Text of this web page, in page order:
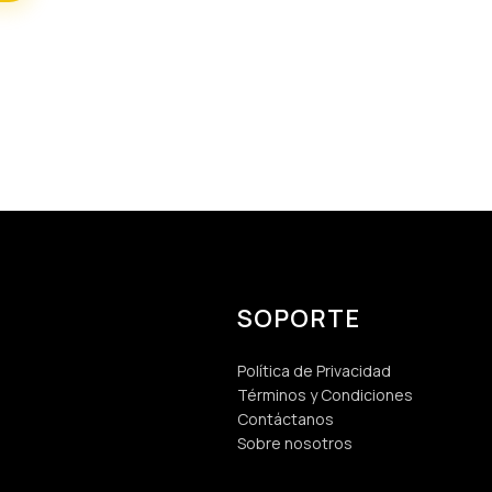
SOPORTE
Política de Privacidad
Términos y Condiciones
Contáctanos
Sobre nosotros